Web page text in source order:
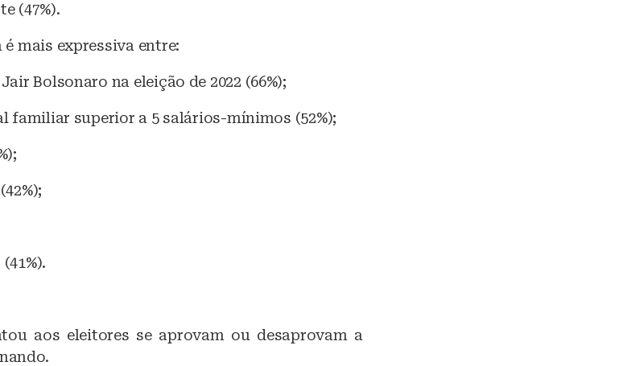
(47%).
mais expressiva entre:
Bolsonaro na eleição de 2022 (66%);
familiar superior a 5 salários-mínimos (52%);
aos eleitores se aprovam ou desaprovam a